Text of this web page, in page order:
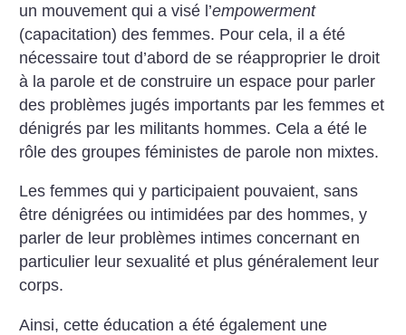
un mouvement qui a visé l’empowerment
(capacitation) des femmes. Pour cela, il a été
nécessaire tout d’abord de se réapproprier le droit
à la parole et de construire un espace pour parler
des problèmes jugés importants par les femmes et
dénigrés par les militants hommes. Cela a été le
rôle des groupes féministes de parole non mixtes.
Les femmes qui y participaient pouvaient, sans
être dénigrées ou intimidées par des hommes, y
parler de leur problèmes intimes concernant en
particulier leur sexualité et plus généralement leur
corps.
Ainsi, cette éducation a été également une